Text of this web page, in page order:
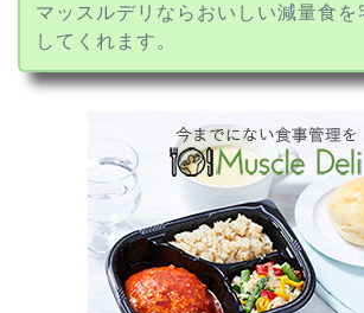
マッスルデリならおいしい減量食を
してくれます。